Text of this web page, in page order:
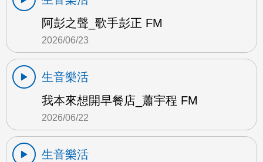
阿彭之聲_歌手彭正 FM
2026/06/23
生音樂活
我本來想開早餐店_蕭宇程 FM
2026/06/22
生音樂活